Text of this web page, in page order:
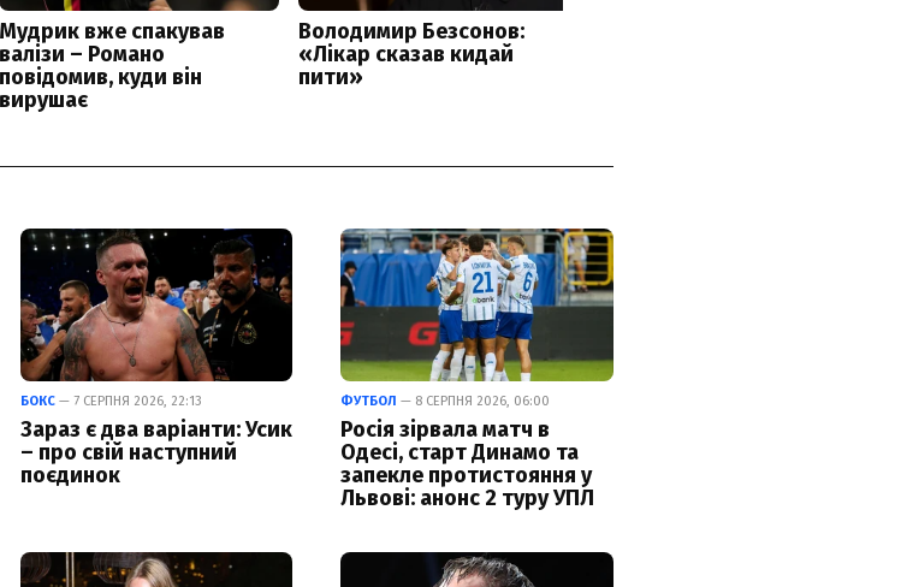
БОКС— 7 СЕРПНЯ 2026, 22:13
Зараз є два варіанти: Усик
– про свій наступний
поєдинок
ФУТБОЛ — 8 СЕРПНЯ 2026, 06:00
Росія зірвала матч в
Одесі, старт Динамо та
запекле протистояння у
Львові: анонс 2 туру УПЛ